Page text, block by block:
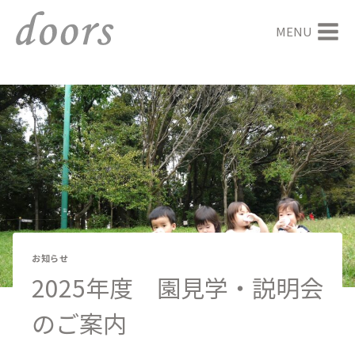
キ
ッ
プ
MENU
お知らせ
2025年度 園見学・説明会
のご案内